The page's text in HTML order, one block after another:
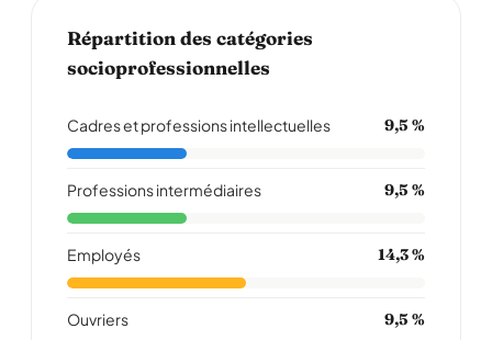
Répartition des catégories
socioprofessionnelles
Cadres et professions intellectuelles 9,5 %
Professions intermédiaires 9,5 %
Employés 14,3 %
Ouvriers 9,5 %